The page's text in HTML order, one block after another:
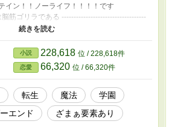
イン！！ノーライフ！！！！です
筋ゴリラである -----------------------------------
前世では世界一の女性プロレスラーとし
で混乱していた中、目にしたのは「魔法」
頃から他国に嫁ぐことを義務付けられてい
を優先されどれだけおねだりしても、魔法
されていた しかし、そんなことで脳筋ゴ
、前世では存在しなかったなかった圧倒
る「魔法」､､､ そんなの極めたいに決まっ
素敵なレディになれたのなら､､､完璧でい
小説 228,618 位 / 228,618件
恋愛 66,320 位 / 66,320件
転生 魔法
学園
エンド ざまぁ要素あり